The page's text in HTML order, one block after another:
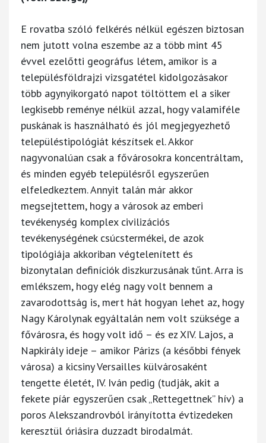
E rovatba szóló felkérés nélkül egészen biztosan
nem jutott volna eszembe az a több mint 45
évvel ezelőtti geográfus létem, amikor is a
településföldrajzi vizsgatétel kidolgozásakor
több agynyikorgató napot töltöttem el a siker
legkisebb reménye nélkül azzal, hogy valamiféle
puskának is használható és jól megjegyezhető
településtipológiát készítsek el. Akkor
nagyvonalúan csak a fővárosokra koncentráltam,
és minden egyéb településről egyszerűen
elfeledkeztem. Annyit talán már akkor
megsejtettem, hogy a városok az emberi
tevékenység komplex civilizációs
tevékenységének csúcstermékei, de azok
tipológiája akkoriban végtelenített és
bizonytalan definíciók diszkurzusának tűnt. Arra is
emlékszem, hogy elég nagy volt bennem a
zavarodottság is, mert hát hogyan lehet az, hogy
Nagy Károlynak egyáltalán nem volt szüksége a
fővárosra, és hogy volt idő – és ez XIV. Lajos, a
Napkirály ideje – amikor Párizs (a későbbi fények
városa) a kicsiny Versailles külvárosaként
tengette életét, IV. Iván pedig (tudják, akit a
fekete píár egyszerűen csak „Rettegettnek” hív) a
poros Alekszandrovból irányította évtizedeken
keresztül óriásira duzzadt birodalmát.